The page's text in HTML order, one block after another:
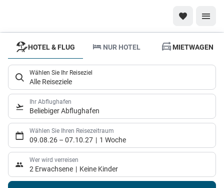
Traumurlaub
auf hoher
See!
Die
schönsten
Kreuzfahrten
HOTEL & FLUG NUR HOTEL MIETWAGEN
Wählen Sie Ihr Reiseziel
Alle Reiseziele
Ihr Abflughafen
Beliebiger Abflughafen
Wählen Sie Ihren Reisezeitraum
09.08.26 – 07.10.27 1 Woche
Wer wird verreisen
2 Erwachsene Keine Kinder